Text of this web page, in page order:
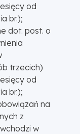
od
br.);
dot. post. o
trzecich)
od
br.);
na
z
w